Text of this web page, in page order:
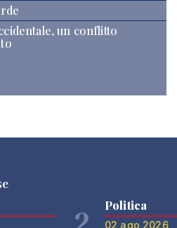
un conflitto
Politica
02 ago 2026